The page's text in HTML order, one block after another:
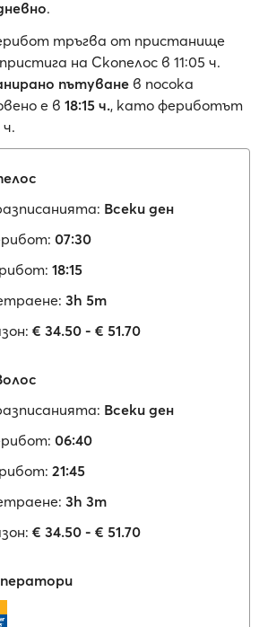
.
тръгва от пристанище
на Скопелос в 11:05 ч.
пътуване в посока
е в 18:15 ч., като фериботът
Всеки ден
07:30
18:15
3h 5m
€ 34.50 - € 51.70
Всеки ден
06:40
21:45
3h 3m
€ 34.50 - € 51.70